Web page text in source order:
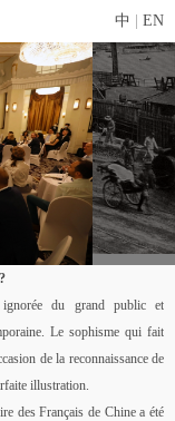
中 EN
du grand public et
Le sophisme qui fait
de la reconnaissance de
illustration.
des Français de Chine a été